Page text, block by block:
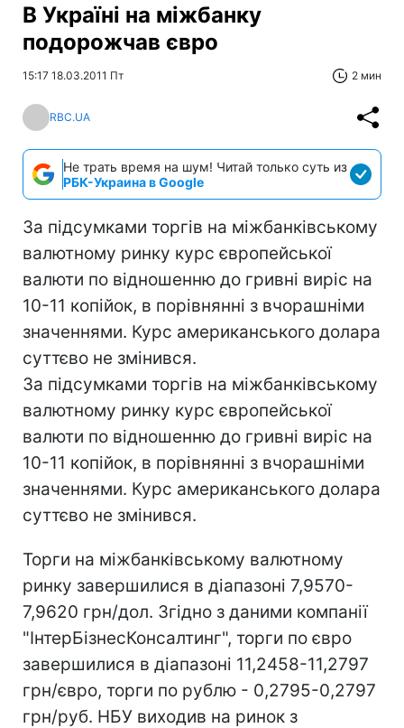
В Україні на міжбанку
подорожчав євро
15:17 18.03.2011 Пт 2 мин
RBC.UA
Не трать время на шум! Читай только суть из
РБК-Украина в Google
За підсумками торгів на міжбанківському
валютному ринку курс європейської
валюти по відношенню до гривні виріс на
10-11 копійок, в порівнянні з вчорашніми
значеннями. Курс американського долара
суттєво не змінився.
За підсумками торгів на міжбанківському
валютному ринку курс європейської
валюти по відношенню до гривні виріс на
10-11 копійок, в порівнянні з вчорашніми
значеннями. Курс американського долара
суттєво не змінився.
Торги на міжбанківському валютному
ринку завершилися в діапазоні 7,9570-
7,9620 грн/дол. Згідно з даними компанії
"ІнтерБізнесКонсалтинг", торги по євро
завершилися в діапазоні 11,2458-11,2797
грн/євро, торги по рублю - 0,2795-0,2797
грн/руб. НБУ виходив на ринок з